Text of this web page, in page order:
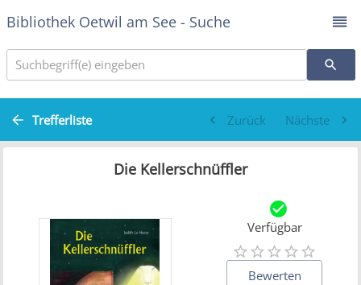
Bibliothek Oetwil am See - Suche
Suchbegriff(e) eingeben
Trefferliste Zurück Nächste
Die Kellerschnüffler
Verfügbar
Bewerten